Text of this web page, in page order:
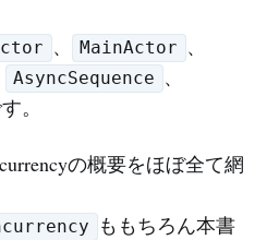
、 MainActor 、
AsyncSequence 、
。
の概要をほぼ全て網
ももちろん本書